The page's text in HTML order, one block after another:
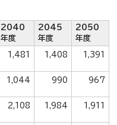
2040
年度
2045
年度
2050
年度
1,481 1,408 1,391
1,044 990 967
2,108 1,984 1,911